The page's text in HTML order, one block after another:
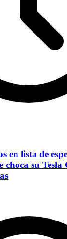
en lista de
choca su